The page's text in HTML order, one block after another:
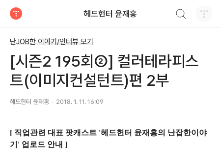
헤드헌터 윤재홍
난JOB한 이야기/인터뷰 보기
[시즌2 195회②] 컬러테라피스
트(이미지컨설턴트)편 2부
헤드헌터 윤재홍 2018. 1. 11. 16:09
[ 직업관련 대표 팟캐스트 '헤드헌터 윤재홍의 난잡한이야
기' 업로드 안내 ]